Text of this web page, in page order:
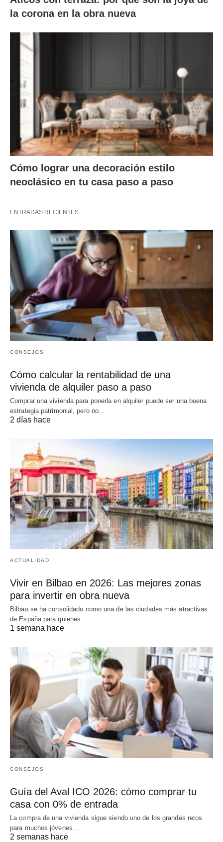
la corona en la obra nueva
Cómo lograr una decoración estilo
neoclásico en tu casa paso a paso
ENTRADAS RECIENTES
CONSEJOS
Cómo calcular la rentabilidad de una
vivienda de alquiler paso a paso
Comprar una vivienda para ponerla en alquiler puede ser una buena
estrategia patrimonial, pero no…
2 días hace
ACTUALIDAD
Vivir en Bilbao en 2026: Las mejores zonas
para invertir en obra nueva
Bilbao se ha consolidado como una de las ciudades más atractivas
de España para quienes…
1 semana hace
CONSEJOS
Guía del Aval ICO 2026: cómo comprar tu
casa con 0% de entrada
La compra de una vivienda sigue siendo uno de los grandes retos
para muchos jóvenes…
2 semanas hace